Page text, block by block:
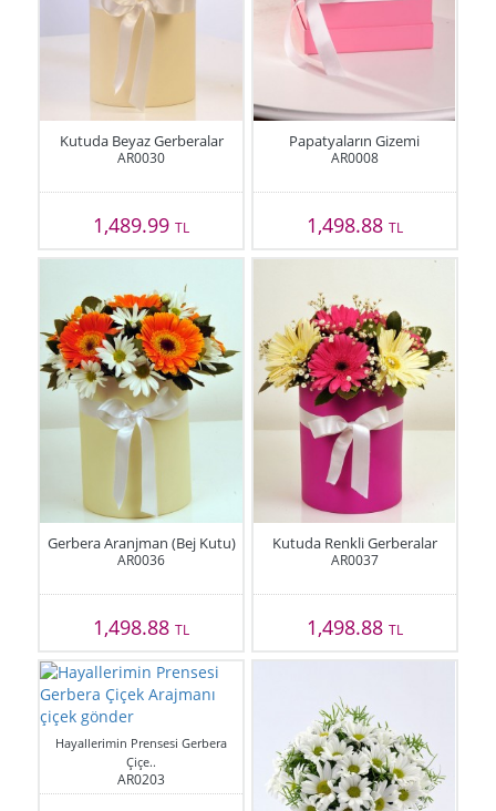
Kutuda Beyaz Gerberalar
AR0030
1,489.99TL
Papatyaların Gizemi
AR0008
1,498.88 TL
Gerbera Aranjman (Bej Kutu)
AR0036
1,498.88TL
Kutuda Renkli Gerberalar
AR0037
1,498.88 TL
Hayallerimin Prensesi Gerbera
Çiçe..
AR0203